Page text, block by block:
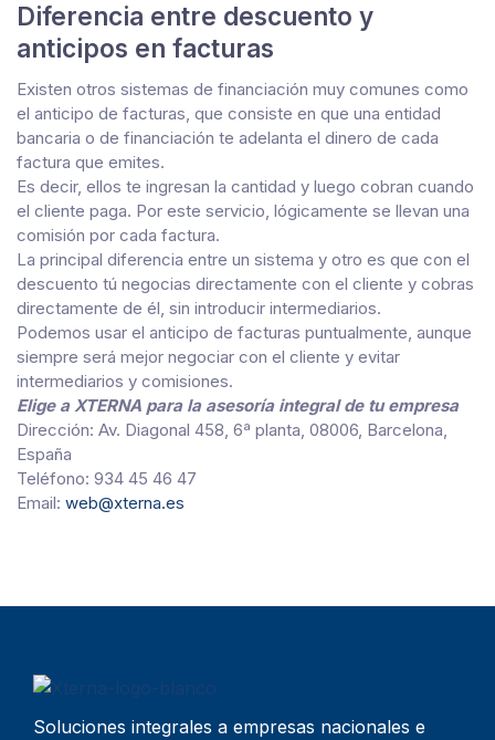
Diferencia entre descuento y
anticipos en facturas
Existen otros sistemas de financiación muy comunes como
el anticipo de facturas, que consiste en que una entidad
bancaria o de financiación te adelanta el dinero de cada
factura que emites.
Es decir, ellos te ingresan la cantidad y luego cobran cuando
el cliente paga. Por este servicio, lógicamente se llevan una
comisión por cada factura.
La principal diferencia entre un sistema y otro es que con el
descuento tú negocias directamente con el cliente y cobras
directamente de él, sin introducir intermediarios.
Podemos usar el anticipo de facturas puntualmente, aunque
siempre será mejor negociar con el cliente y evitar
intermediarios y comisiones.
Elige a XTERNA para la asesoría integral de tu empresa
Dirección: Av. Diagonal 458, 6ª planta, 08006, Barcelona,
España
Teléfono: 934 45 46 47
Email: web@xterna.es
Soluciones integrales a empresas nacionales e